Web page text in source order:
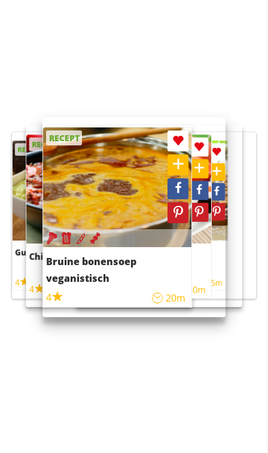
RECEPT
Guacamole
4
RECEPT
Chili con carne
4 45m
RECEPT
Bruine bonensoep
veganistisch
4
20m
RECEPT
Sushi rijstsalade
maaltijdsalade
40m
RECEPT
4 55m